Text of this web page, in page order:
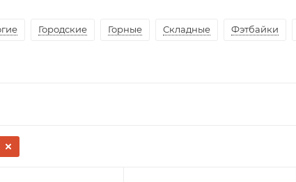
Городские Горные Складные Фэтбайки